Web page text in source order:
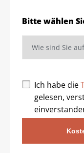
Bitte wählen
Ich habe die
gelesen,